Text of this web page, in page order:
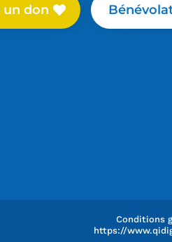
un don
Conditions
https://